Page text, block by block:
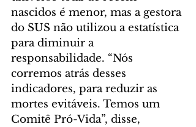
nascidos é menor, mas a gestora
do SUS não utilizou a estatística
para diminuir a
responsabilidade. “Nós
corremos atrás desses
indicadores, para reduzir as
mortes evitáveis. Temos um
Comitê Pró-Vida”, disse,